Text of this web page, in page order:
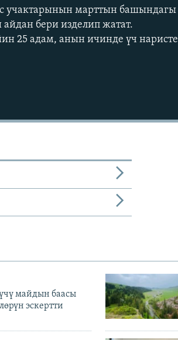
учактарынын марттын башындагы
бери изделип жатат.
25 адам, анын ичинде үч наристе
майдын баасы
эскертти